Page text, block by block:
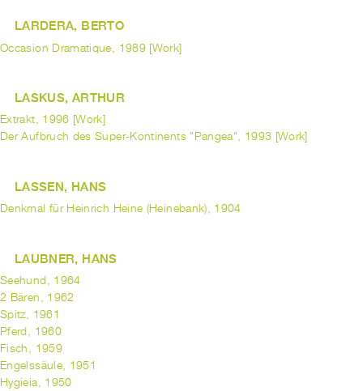
LARDERA, BERTO
Occasion Dramatique, 1989 [Work]
LASKUS, ARTHUR
Extrakt, 1996 [Work]
Der Aufbruch des Super-Kontinents "Pangea", 1993 [Work]
LASSEN, HANS
Denkmal für Heinrich Heine (Heinebank), 1904
LAUBNER, HANS
Seehund, 1964
2 Bären, 1962
Spitz, 1961
Pferd, 1960
Fisch, 1959
Engelssäule, 1951
Hygieia, 1950